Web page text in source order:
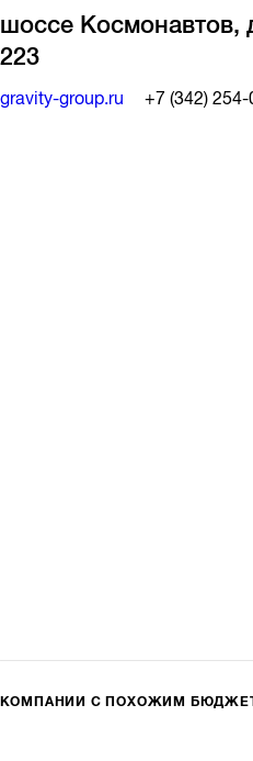
шоссе Космонавтов,
223
gravity-group.ru +7 (342)
КОМПАНИИ С ПОХОЖИМ